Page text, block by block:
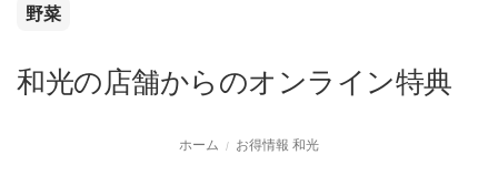
野菜
和光の店舗からのオンライン特典
ホーム お得情報 和光